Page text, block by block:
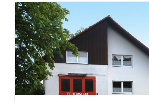
Feuerwehrhaus/Dorfgemeinschaftshaus
Ischenrode